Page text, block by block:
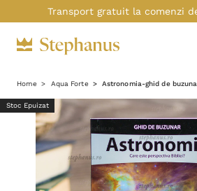
Transport gratuit la comenzi
Home Aqua Forte Astronomia-ghid de
Stoc Epuizat